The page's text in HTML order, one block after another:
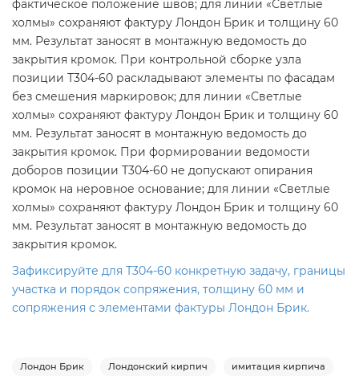
фактическое положение швов; для линии «Светлые
холмы» сохраняют фактуру Лондон Брик и толщину 60
мм. Результат заносят в монтажную ведомость до
закрытия кромок. При контрольной сборке узла
позиции Т304-60 раскладывают элементы по фасадам
без смешения маркировок; для линии «Светлые
холмы» сохраняют фактуру Лондон Брик и толщину 60
мм. Результат заносят в монтажную ведомость до
закрытия кромок. При формировании ведомости
доборов позиции Т304-60 не допускают опирания
кромок на неровное основание; для линии «Светлые
холмы» сохраняют фактуру Лондон Брик и толщину 60
мм. Результат заносят в монтажную ведомость до
закрытия кромок.
Зафиксируйте для Т304-60 конкретную задачу, границы
участка и порядок сопряжения, толщину 60 мм и
сопряжения с элементами фактуры Лондон Брик.
Лондон Брик Лондонский кирпич имитация кирпича